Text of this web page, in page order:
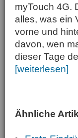
myTouch 4G.
alles, was ein
vorne und
davon, wen
dieser Tage
[weiterlesen]
Ähnliche